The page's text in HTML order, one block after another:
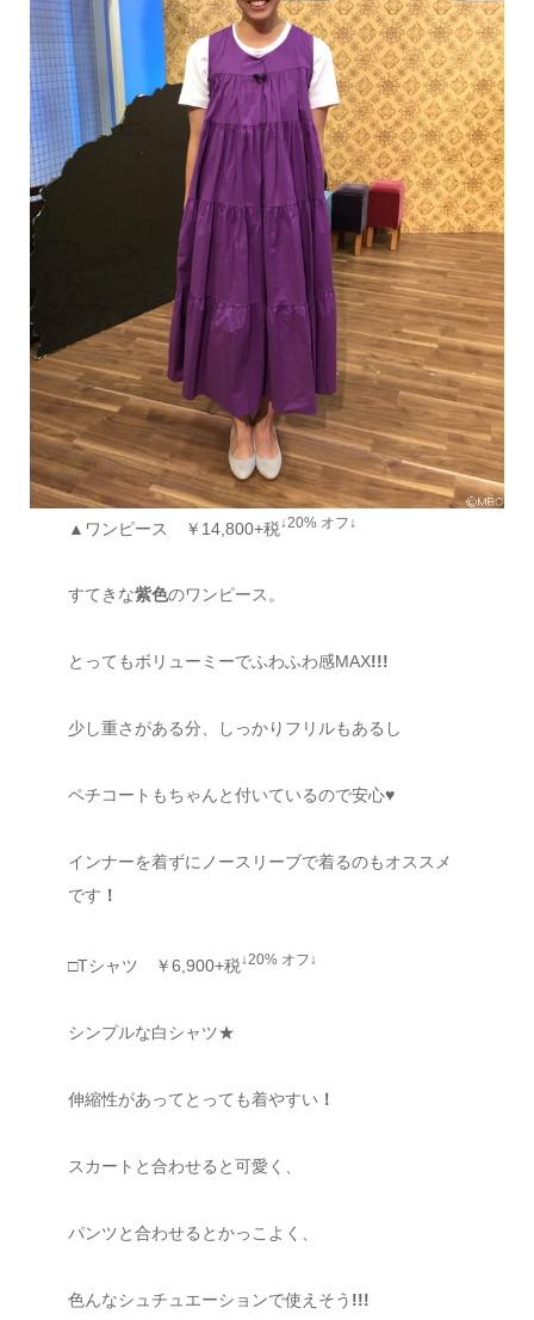
▲ワンピース ￥14,800+税↓20% オフ↓
すてきな紫色のワンピース。
とってもボリューミーでふわふわ感MAX!!!
少し重さがある分、しっかりフリルもあるし
ペチコートもちゃんと付いているので安心♥
インナーを着ずにノースリーブで着るのもオススメ
です ！
□Tシャツ ￥6,900+税↓20% オフ↓
シンプルな白シャツ★
伸縮性があってとっても着やすい ！
スカートと合わせると可愛く、
パンツと合わせるとかっこよく、
色んなシュチュエーションで使えそう !!!